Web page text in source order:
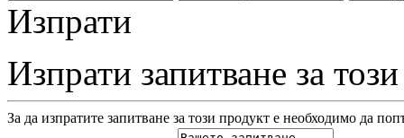
Изпрати
Изпрати запитване за
За да изпратите запитване за този продукт е необходимо да